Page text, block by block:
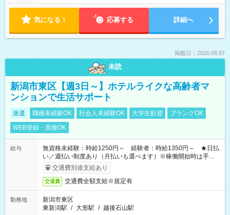
気になる！ 応募する 詳細へ
掲載日：2026.08.07
未読
新潟市東区【週3日～】ホテルライクな高齢者マ
ンションで生活サポート
派遣 職種未経験OK 社会人未経験OK 大学生歓迎
ブランクOK
WEB登録・面接OK
給与
無資格未経験：時給1250円～ 経験者：時給1350円～ ★日払
い／週払い制度あり（月払いも選べます）※稼働開始時は手続き
完了次第のお支払いとなります。
交通費別途支給あり
交通費 交通費全額支給※規定有
勤務地
新潟市東区
東新潟駅 / 大形駅 / 越後石山駅